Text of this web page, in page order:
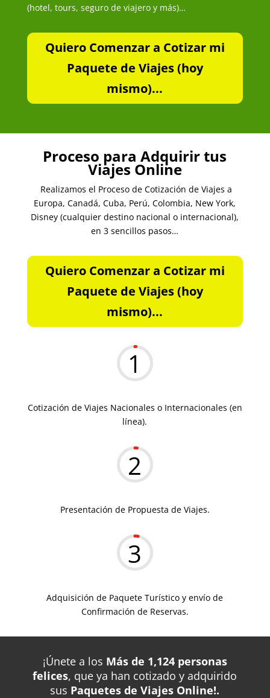
(hotel, tours, seguro de viajero y más)…
Quiero Comenzar a Cotizar mi
Paquete de Viajes (hoy
mismo)...
Proceso para Adquirir tus
Viajes Online
Realizamos el Proceso de Cotización de Viajes a
Europa, Canadá, Cuba, Perú, Colombia, New York,
Disney (cualquier destino nacional o internacional),
en 3 sencillos pasos…
Quiero Comenzar a Cotizar mi
Paquete de Viajes (hoy
mismo)...
1
Cotización de Viajes Nacionales o Internacionales (en
línea).
2
Presentación de Propuesta de Viajes.
3
Adquisición de Paquete Turístico y envío de
Confirmación de Reservas.
¡Únete a los Más de 1,124 personas
felices, que ya han cotizado y adquirido
sus Paquetes de Viajes Online!.